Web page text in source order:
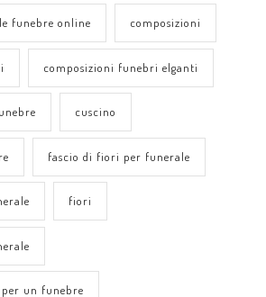
funebre online composizioni
composizioni funebri elganti
cuscino
fascio di fiori per funerale
fiori
un funebre